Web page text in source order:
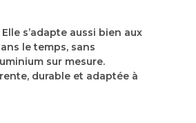
s’adapte aussi bien aux
le temps, sans
sur mesure.
durable et adaptée à